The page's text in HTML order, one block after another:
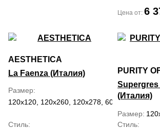
Цена от: 6
AESTHETICA
La Faenza (Италия)
Размер
120x120, 120x260, 120x278, 60x120
Стиль
PURITY
(Италия)
Размер
Стиль